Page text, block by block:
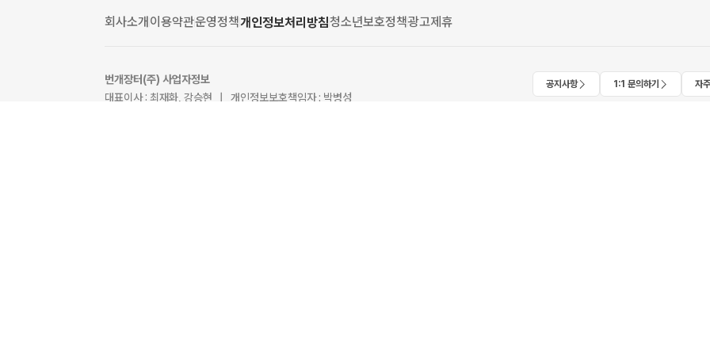
회사소개이용약관운영정책개인정보처리방침청소년보호정책광고제휴
번개장터(주) 사업자정보
대표이사 : 최재화, 강승현 | 개인정보보호책임자 : 박병성
공지사항 1:1 문의하기 자